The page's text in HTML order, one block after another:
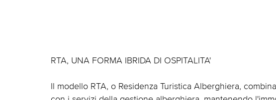
RTA, UNA FORMA IBRIDA DI OSPITALITA'
Il modello RTA, o Residenza Turistica Alberghiera,